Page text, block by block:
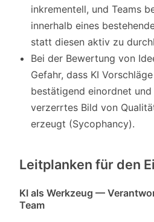
inkrementell, und Teams
innerhalb eines
statt diesen aktiv zu
Bei der Bewertung von
Gefahr, dass KI
bestätigend einordnet
verzerrtes Bild von
erzeugt (Sycophancy).
Leitplanken für den
KI als Werkzeug —
Team